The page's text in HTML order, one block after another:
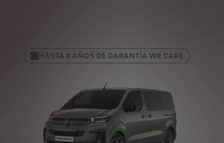
HASTA 8 AÑOS DE GARANTÍA WE CARE